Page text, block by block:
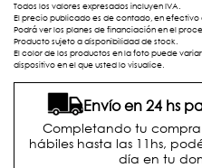
Todos los valores expresados incluyen IVA.
El precio publicado es de contado, en efectivo
Podrá ver los planes de financiación en el
Producto sujeto a disponibilidad de stock.
El color de los productos en la foto puede
dispositivo en el que usted lo visualice.
Envío en 24 hs
Completando tu compra
hábiles hasta las 11hs,
día en tu